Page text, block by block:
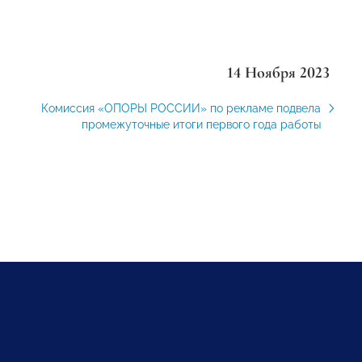
14 Ноября 2023
Комиссия «ОПОРЫ РОССИИ» по рекламе подвела
промежуточные итоги первого года работы